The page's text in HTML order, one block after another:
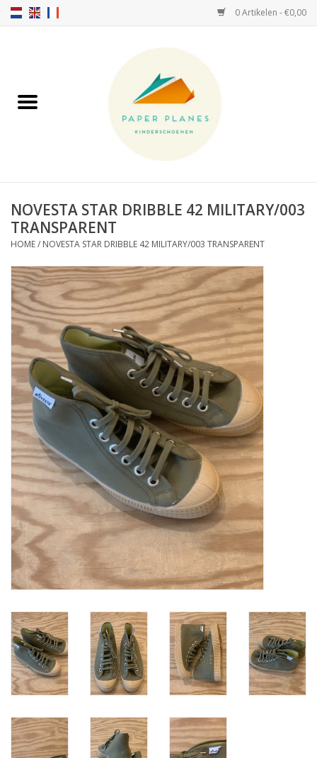
0 Artikelen - €0,00
FW26-27
HELLO HOSSY petten
SALTIES
JEUNE PREMIER
SOFTSOLES
ACCESSOIRES
Cadeaubonnen
METEN IS WETEN!
#MYCLIENTSARETHECUTEST
NOVESTA STAR DRIBBLE 42 MILITARY/003
TRANSPARENT
HOME/ NOVESTA STAR DRIBBLE 42 MILITARY/003 TRANSPARENT